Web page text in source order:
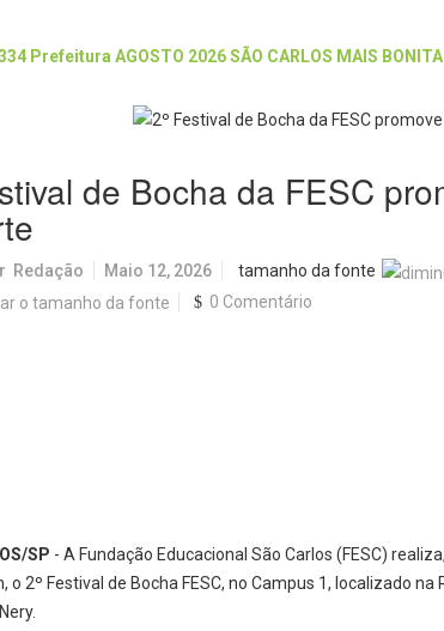
de Bocha da FESC
Redação Maio 12, 2026
tamanho da fonte
0 Comentário
SP - A Fundação Educacional São Carlos (FESC)
o 2º Festival de Bocha FESC, no Campus 1, localizado na